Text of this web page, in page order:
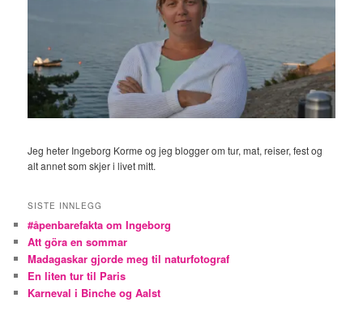
Jeg heter Ingeborg Korme og jeg blogger om tur, mat, reiser, fest og
alt annet som skjer i livet mitt.
SISTE INNLEGG
#åpenbarefakta om Ingeborg
Att göra en sommar
Madagaskar gjorde meg til naturfotograf
En liten tur til Paris
Karneval i Binche og Aalst